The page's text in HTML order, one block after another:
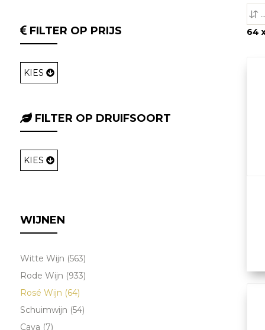
FILTER OP PRIJS
KIES
FILTER OP DRUIFSOORT
KIES
WIJNEN
Witte Wijn (563)
Rode Wijn (933)
Rosé Wijn (64)
Schuimwijn (54)
Cava (7)
64